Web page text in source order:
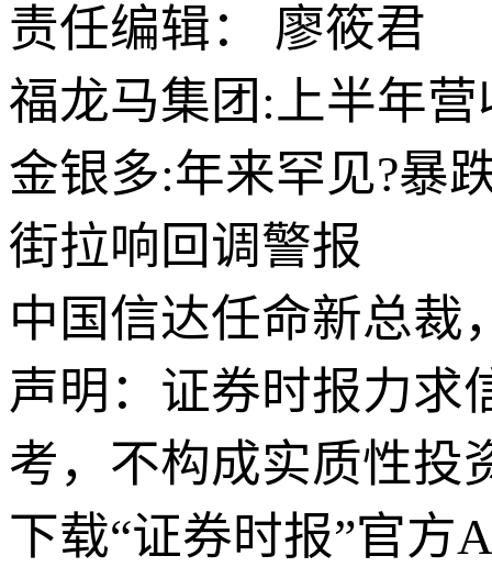
责任编辑： 廖筱君
福龙马集团:上半年营
金银多:年来罕见?暴
街拉响回调警报
中国信达任命新总
声明：证券时报力求
考，不构成实质性投
下载“证券时报”官方